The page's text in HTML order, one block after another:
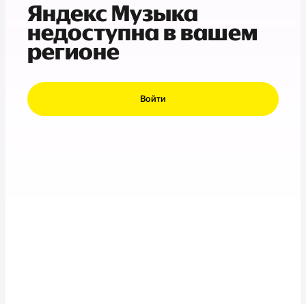
Яндекс Музыка
недоступна в вашем
регионе
Войти